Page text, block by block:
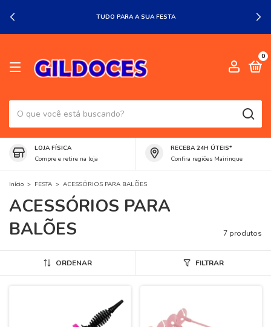
TUDO PARA A SUA FESTA
0
LOJA FÍSICA
Compre e retire na loja
RECEBA 24H ÚTEIS*
Confira regiões Mairinque
Início > FESTA > ACESSÓRIOS PARA BALÕES
ACESSÓRIOS PARA
BALÕES
7 produtos
ORDENAR FILTRAR